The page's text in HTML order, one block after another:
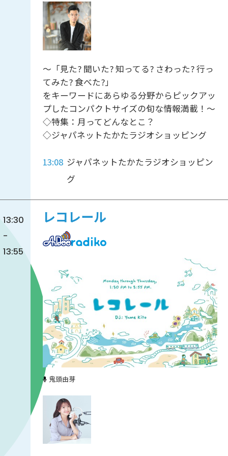
～「見た? 聞いた? 知ってる? さわった? 行っ
てみた? 食べた?」
をキーワードにあらゆる分野からピックアッ
プしたコンパクトサイズの旬な情報満載！～
◇特集：月ってどんなとこ？
◇ジャパネットたかたラジオショッピング
13:08 ジャパネットたかたラジオショッピン
グ
13:30
-
13:55
レコレール
鬼頭由芽